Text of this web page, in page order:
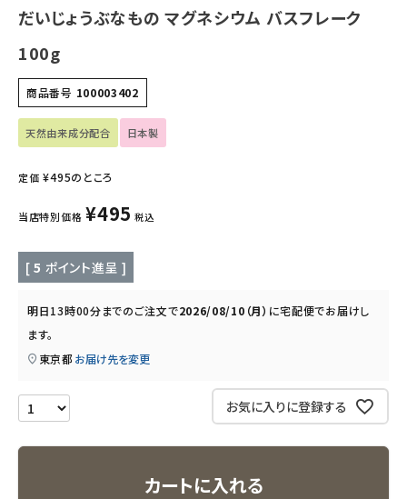
フェムケア
インナー・下着・ナイトウェア
キッズ・ベビー・マタニティ
キッチン用品
フード・ドリンク
ブランド
定期購入
オリジナルブランド
だいじょうぶなもの マグネシウム バスフレーク
100g
商品番号 100003402
天然由来成分配合 日本製
定価 ¥495のところ
当店特別価格 ¥495 税込
[ 5 ポイント進呈 ]
明日13時00分までのご注文で2026/08/10（月） に宅配便でお届けし
ます。
東京都 お届け先を変更
お気に入りに登録する
カートに入れる